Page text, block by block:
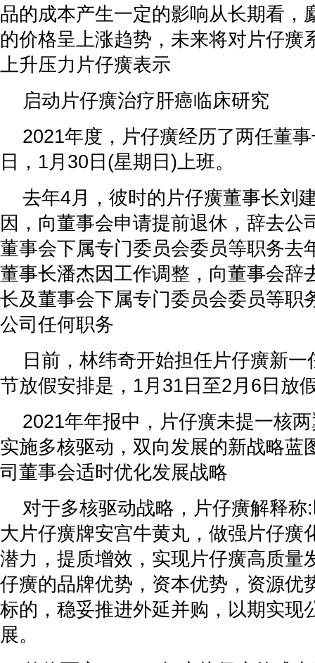
品的成本产生一定的影响从长期看，
的价格呈上涨趋势，未来将对片仔癀
上升压力片仔癀表示
启动片仔癀治疗肝癌临床研究
2021年度，片仔癀经历了两任董
日，1月30日(星期日)上班。
去年4月，彼时的片仔癀董事长刘
因，向董事会申请提前退休，辞去公
董事会下属专门委员会委员等职务去
董事长潘杰因工作调整，向董事会辞
长及董事会下属专门委员会委员等职
公司任何职务
日前，林纬奇开始担任片仔癀新
节放假安排是，1月31日至2月6日放
2021年年报中，片仔癀未提一核
实施多核驱动，双向发展的新战略蓝
司董事会适时优化发展战略
对于多核驱动战略，片仔癀解释
大片仔癀牌安宫牛黄丸，做强片仔癀
潜力，提质增效，实现片仔癀高质量
仔癀的品牌优势，资本优势，资源优
标的，稳妥推进外延并购，以期实现
展。